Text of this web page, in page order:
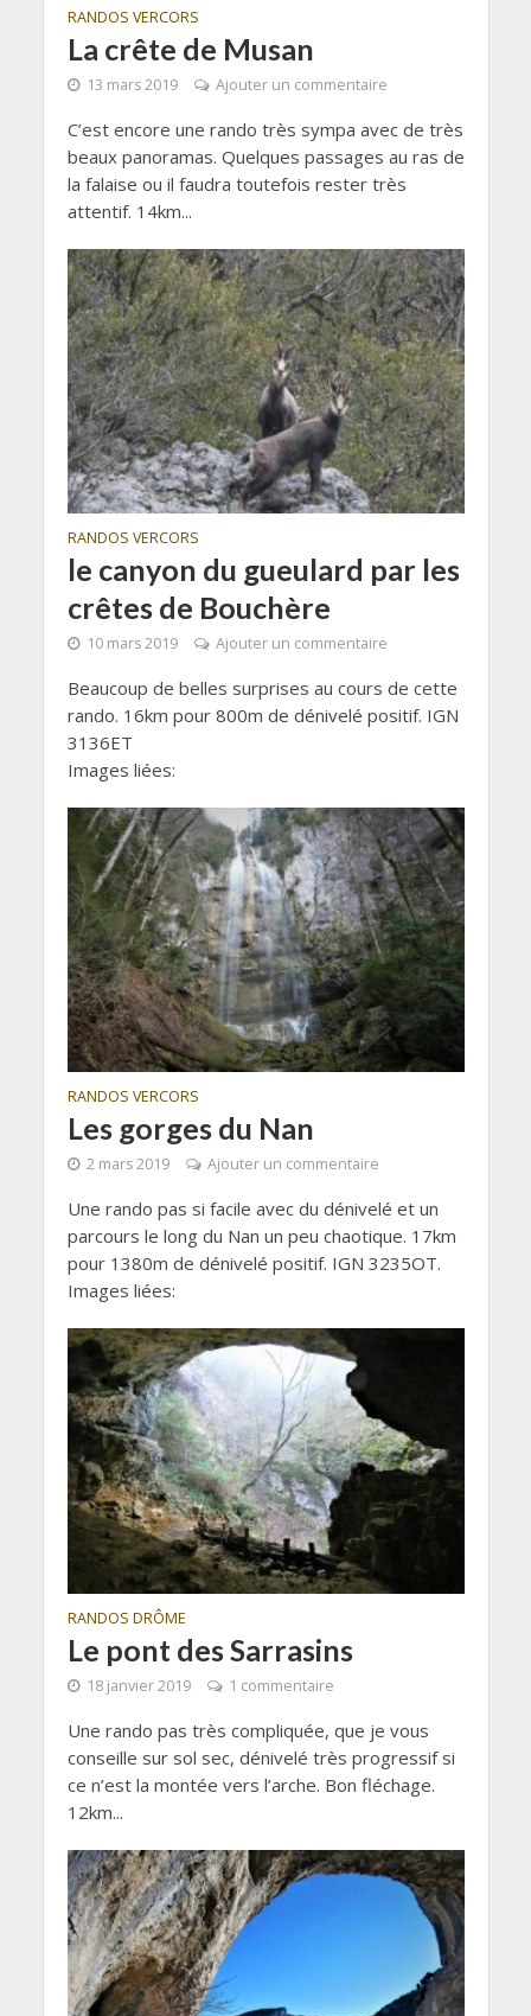
RANDOS VERCORS
La crête de Musan
13 mars 2019 Ajouter un commentaire
C’est encore une rando très sympa avec de très
beaux panoramas. Quelques passages au ras de
la falaise ou il faudra toutefois rester très
attentif. 14km...
RANDOS VERCORS
le canyon du gueulard par les
crêtes de Bouchère
10 mars 2019 Ajouter un commentaire
Beaucoup de belles surprises au cours de cette
rando. 16km pour 800m de dénivelé positif. IGN
3136ET
Images liées:
RANDOS VERCORS
Les gorges du Nan
2 mars 2019 Ajouter un commentaire
Une rando pas si facile avec du dénivelé et un
parcours le long du Nan un peu chaotique. 17km
pour 1380m de dénivelé positif. IGN 3235OT.
Images liées:
RANDOS DRÔME
Le pont des Sarrasins
18 janvier 2019 1 commentaire
Une rando pas très compliquée, que je vous
conseille sur sol sec, dénivelé très progressif si
ce n’est la montée vers l’arche. Bon fléchage.
12km...